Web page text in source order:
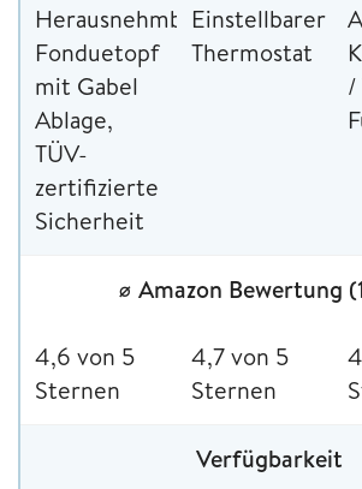
Herausnehmbarer
Fonduetopf
mit Gabel
Ablage,
TÜV-
zertifizierte
Sicherheit
Einstellbarer
Thermostat
/
⌀ Amazon Bewertung
4,6 von 5
Sternen
4,7 von 5
Sternen
Verfügbarkeit